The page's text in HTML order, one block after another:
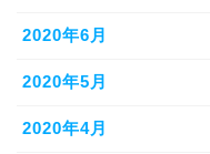
2020年6月
2020年5月
2020年4月